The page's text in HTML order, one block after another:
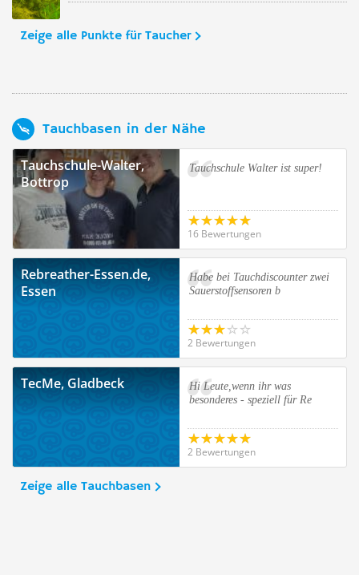
Zeige alle Punkte für Taucher
Tauchbasen in der Nähe
Tauchschule-Walter,
Bottrop
Tauchschule Walter ist super!
16 Bewertungen
Rebreather-Essen.de,
Essen
Habe bei Tauchdiscounter zwei
Sauerstoffsensoren b
2 Bewertungen
TecMe, Gladbeck
Hi Leute,wenn ihr was
besonderes - speziell für Re
2 Bewertungen
Zeige alle Tauchbasen